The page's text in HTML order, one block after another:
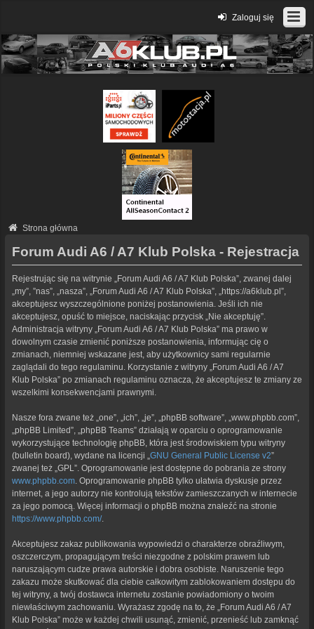
Zaloguj się
Strona główna
Forum Audi A6 / A7 Klub Polska - Rejestracja
Rejestrując się na witrynie „Forum Audi A6 / A7 Klub Polska”, zwanej dalej
„my”, ”nas”, „nasza”, „Forum Audi A6 / A7 Klub Polska”, „https://a6klub.pl”,
akceptujesz wyszczególnione poniżej postanowienia. Jeśli ich nie
akceptujesz, opuść to miejsce, naciskając przycisk „Nie akceptuję”.
Administracja witryny „Forum Audi A6 / A7 Klub Polska” ma prawo w
dowolnym czasie zmienić poniższe postanowienia, informując cię o
zmianach, niemniej wskazane jest, aby użytkownicy sami regularnie
zaglądali do tego regulaminu. Korzystanie z witryny „Forum Audi A6 / A7
Klub Polska” po zmianach regulaminu oznacza, że akceptujesz te zmiany ze
wszelkimi konsekwencjami prawnymi.
Nasze fora zwane też „one”, „ich”, „je”, „phpBB software”, „www.phpbb.com”,
„phpBB Limited”, „phpBB Teams” działają w oparciu o oprogramowanie
wykorzystujące technologię phpBB, która jest środowiskiem typu witryny
(bulletin board), wydane na licencji „ GNU General Public License v2”
zwanej też „GPL”. Oprogramowanie jest dostępne do pobrania ze strony
www.phpbb.com . Oprogramowanie phpBB tylko ułatwia dyskusje przez
internet, a jego autorzy nie kontrolują tekstów zamieszczanych w internecie
za jego pomocą. Więcej informacji o phpBB można znaleźć na stronie
https://www.phpbb.com/.
Akceptujesz zakaz publikowania wypowiedzi o charakterze obraźliwym,
oszczerczym, propagującym treści niezgodne z polskim prawem lub
naruszającym cudze prawa autorskie i dobra osobiste. Naruszenie tego
zakazu może skutkować dla ciebie całkowitym zablokowaniem dostępu do
tej witryny, a twój dostawca internetu zostanie powiadomiony o twoim
niewłaściwym zachowaniu. Wyrażasz zgodę na to, że „Forum Audi A6 / A7
Klub Polska” może w każdej chwili usunąć, zmienić, przenieść lub zamknąć